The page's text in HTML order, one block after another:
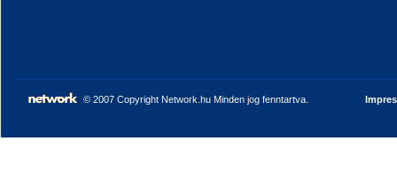
© 2007 Copyright Network.hu Minden jog fenntartva.